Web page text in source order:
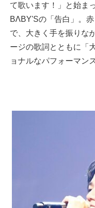
て歌います！」と始ま
BΛBY'Sの「告白」。
で、大きく手を振りな
ージの歌詞とともに「
ョナルなパフォーマン